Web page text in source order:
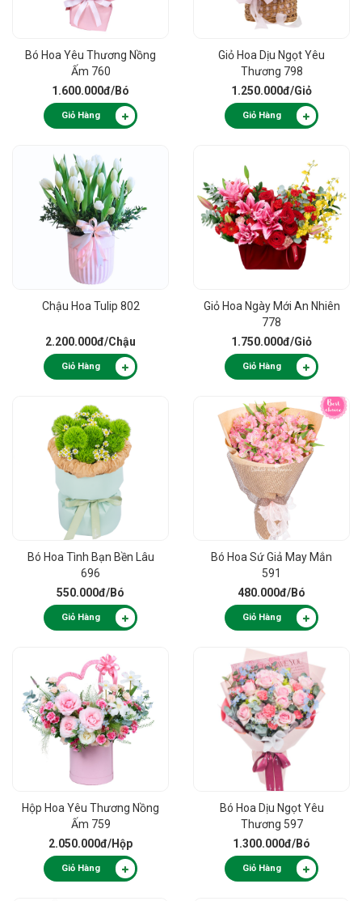
Bó Hoa Yêu Thương Nồng
Ấm 760
1.600.000đ/Bó
Giỏ Hàng
Giỏ Hoa Dịu Ngọt Yêu
Thương 798
1.250.000đ/Giỏ
Giỏ Hàng
Chậu Hoa Tulip 802
2.200.000đ/Chậu
Giỏ Hàng
Giỏ Hoa Ngày Mới An Nhiên
778
1.750.000đ/Giỏ
Giỏ Hàng
Bó Hoa Tình Bạn Bền Lâu
696
550.000đ/Bó
Giỏ Hàng
Bó Hoa Sứ Giả May Mắn
591
480.000đ/Bó
Giỏ Hàng
Hộp Hoa Yêu Thương Nồng
Ấm 759
2.050.000đ/Hộp
Giỏ Hàng
Bó Hoa Dịu Ngọt Yêu
Thương 597
1.300.000đ/Bó
Giỏ Hàng